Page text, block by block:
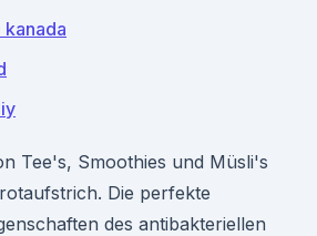
Tee's, Smoothies und Müsli's
Die perfekte
des antibakteriellen